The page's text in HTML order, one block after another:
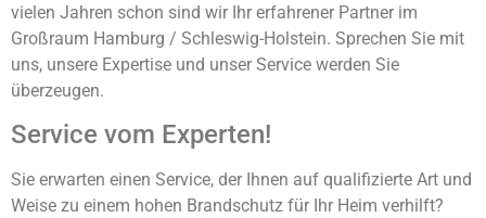
vielen Jahren schon sind wir Ihr erfahrener Partner im
Großraum Hamburg / Schleswig-Holstein. Sprechen Sie mit
uns, unsere Expertise und unser Service werden Sie
überzeugen.
Service vom Experten!
Sie erwarten einen Service, der Ihnen auf qualifizierte Art und
Weise zu einem hohen Brandschutz für Ihr Heim verhilft?